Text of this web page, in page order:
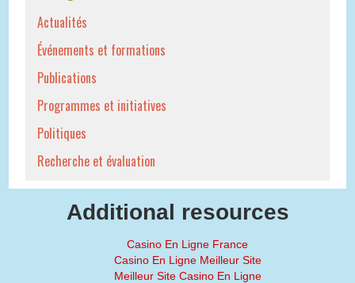
Actualités
Événements et formations
Publications
Programmes et initiatives
Politiques
Recherche et évaluation
Additional resources
Casino En Ligne France
Casino En Ligne Meilleur Site
Meilleur Site Casino En Ligne